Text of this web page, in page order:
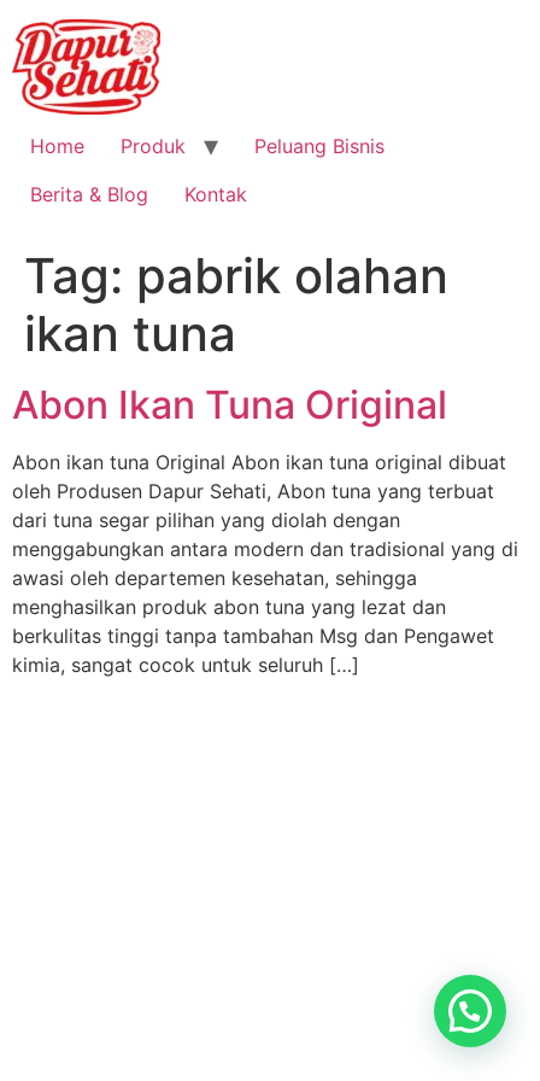
Home Produk
Peluang Bisnis
Berita & Blog
Kontak
Tag: pabrik olahan
ikan tuna
Abon Ikan Tuna Original
Abon ikan tuna Original Abon ikan tuna original dibuat
oleh Produsen Dapur Sehati, Abon tuna yang terbuat
dari tuna segar pilihan yang diolah dengan
menggabungkan antara modern dan tradisional yang di
awasi oleh departemen kesehatan, sehingga
menghasilkan produk abon tuna yang lezat dan
berkulitas tinggi tanpa tambahan Msg dan Pengawet
kimia, sangat cocok untuk seluruh […]